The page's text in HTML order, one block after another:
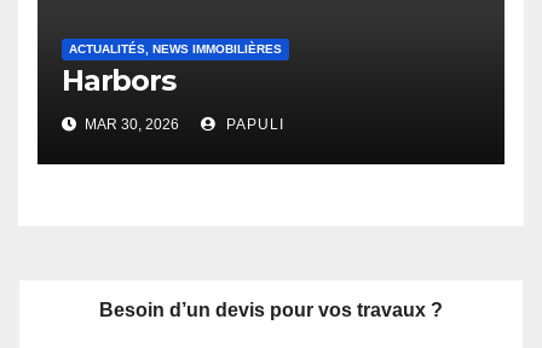
ACTUALITÉS, NEWS IMMOBILIÈRES
Harbors
MAR 30, 2026 PAPULI
Besoin d’un devis pour vos travaux ?